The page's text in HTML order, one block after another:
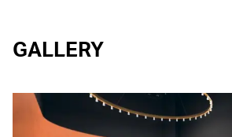
GALLERY